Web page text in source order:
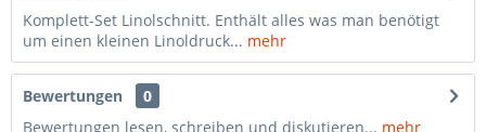
Komplett-Set Linolschnitt. Enthält alles was man benötigt
um einen kleinen Linoldruck... mehr
Bewertungen
0
Bewertungen lesen, schreiben und diskutieren... mehr